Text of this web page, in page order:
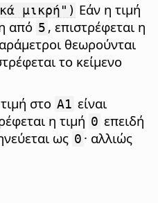
μικρή") Εάν η τιμή
από 5 , επιστρέφεται η
θεωρούνται
το κείμενο
στο A1 είναι
η τιμή 0 επειδή
ως 0 · αλλιώς